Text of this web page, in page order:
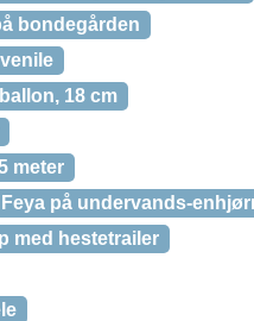
bondegården
18 cm
meter
på undervands-
med hestetrailer